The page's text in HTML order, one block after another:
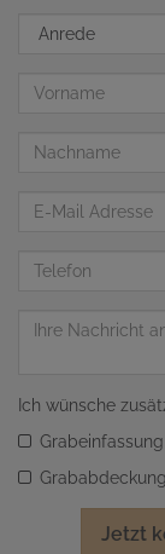
Anrede
Vorname
Nachname
Telefon
Nachricht
Ich wünsche
Grabeinfassung
Grababdeckung
Jetzt